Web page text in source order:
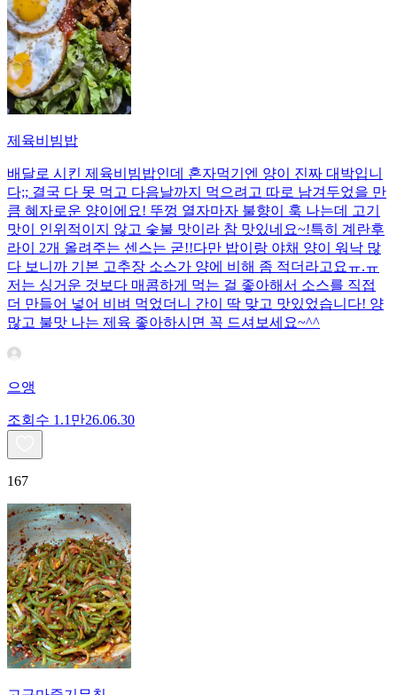
제육비빔밥
배달로 시킨 제육비빔밥인데 혼자먹기엔 양이 진짜 대박입니
다;; 결국 다 못 먹고 다음날까지 먹으려고 따로 남겨두었을 만
큼 혜자로운 양이에요! 뚜껑 열자마자 불향이 훅 나는데 고기
맛이 인위적이지 않고 숯불 맛이라 참 맛있네요~!특히 계란후
라이 2개 올려주는 센스는 굳!! ​다만 밥이랑 야채 양이 워낙 많
다 보니까 기본 고추장 소스가 양에 비해 좀 적더라고요ㅠ.ㅠ
저는 싱거운 것보다 매콤하게 먹는 걸 좋아해서 소스를 직접
더 만들어 넣어 비벼 먹었더니 간이 딱 맞고 맛있었습니다! 양
많고 불맛 나는 제육 좋아하시면 꼭 드셔보세요~^^
으앵
조회수 1.1만26.06.30
167